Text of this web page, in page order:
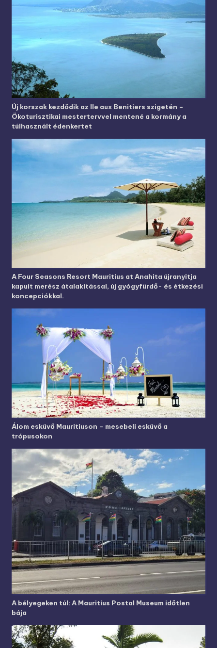
Új korszak kezdődik az Ile aux Benitiers szigetén –
Ökoturisztikai mestertervvel mentené a kormány a
túlhasznált édenkertet
A Four Seasons Resort Mauritius at Anahita újranyitja
kapuit merész átalakítással, új gyógyfürdő- és étkezési
koncepciókkal.
Álom esküvő Mauritiuson – mesebeli esküvő a
trópusokon
A bélyegeken túl: A Mauritius Postal Museum időtlen
bája